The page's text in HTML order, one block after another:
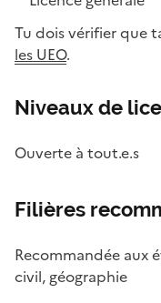
Tu dois vérifier que
les UEO.
Niveaux de
Ouverte à tout.e.s
Filières
Recommandée aux
civil, géographie